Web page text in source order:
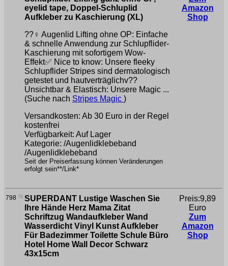
eyelid tape, Doppel-Schluplid
Aufkleber zu Kaschierung (XL)
??‍♀️ Augenlid Lifting ohne OP: Einfache
& schnelle Anwendung zur Schlupflider-
Kaschierung mit sofortigem Wow-
Effekt✅ Nice to know: Unsere fleeky
Schlupflider Stripes sind dermatologisch
getestet und hautverträglichv??
Unsichtbar & Elastisch: Unsere Magic ...
(Suche nach Stripes Magic )
Versandkosten: Ab 30 Euro in der Regel
kostenfrei
Verfügbarkeit: Auf Lager
Kategorie: /Augenlidklebeband
/Augenlidklebeband
Seit der Preiserfassung können Veränderungen
erfolgt sein**/Link*
Amazon
Shop
798
SUPERDANT Lustige Waschen Sie
Ihre Hände Herz Mama Zitat
Schriftzug Wandaufkleber Wand
Wasserdicht Vinyl Kunst Aufkleber
Für Badezimmer Toilette Schule Büro
Hotel Home Wall Decor Schwarz
43x15cm
Preis:9,89
Euro
Zum
Amazon
Shop